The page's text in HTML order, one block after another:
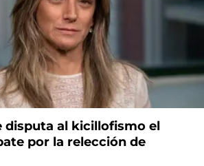
disputa al kicillofismo el
por la relección de